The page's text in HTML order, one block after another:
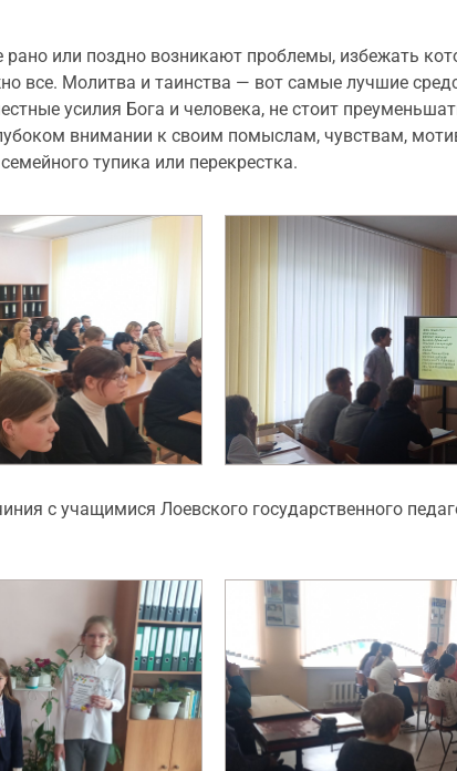
или поздно возникают проблемы, избежать
все. Молитва и таинства — вот самые лучшие
усилия Бога и человека, не стоит
внимании к своим помыслам, чувствам,
тупика или перекрестка.
с учащимися Лоевского государственного